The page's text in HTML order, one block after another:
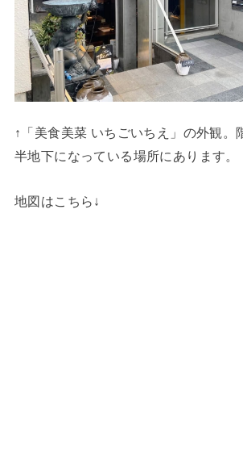
↑「美食美菜 いちごいちえ」の外観。
半地下になっている場所にあります。
地図はこちら↓